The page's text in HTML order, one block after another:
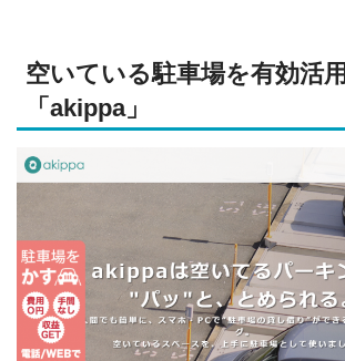
空いている駐車場を有効活用
「akippa」